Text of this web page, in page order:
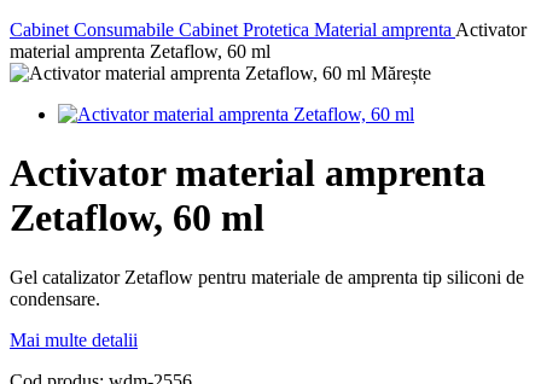
Cabinet Consumabile Cabinet Protetica Material amprenta Activator
material amprenta Zetaflow, 60 ml
Mărește
Activator material amprenta
Zetaflow, 60 ml
Gel catalizator Zetaflow pentru materiale de amprenta tip siliconi de
condensare.
Mai multe detalii